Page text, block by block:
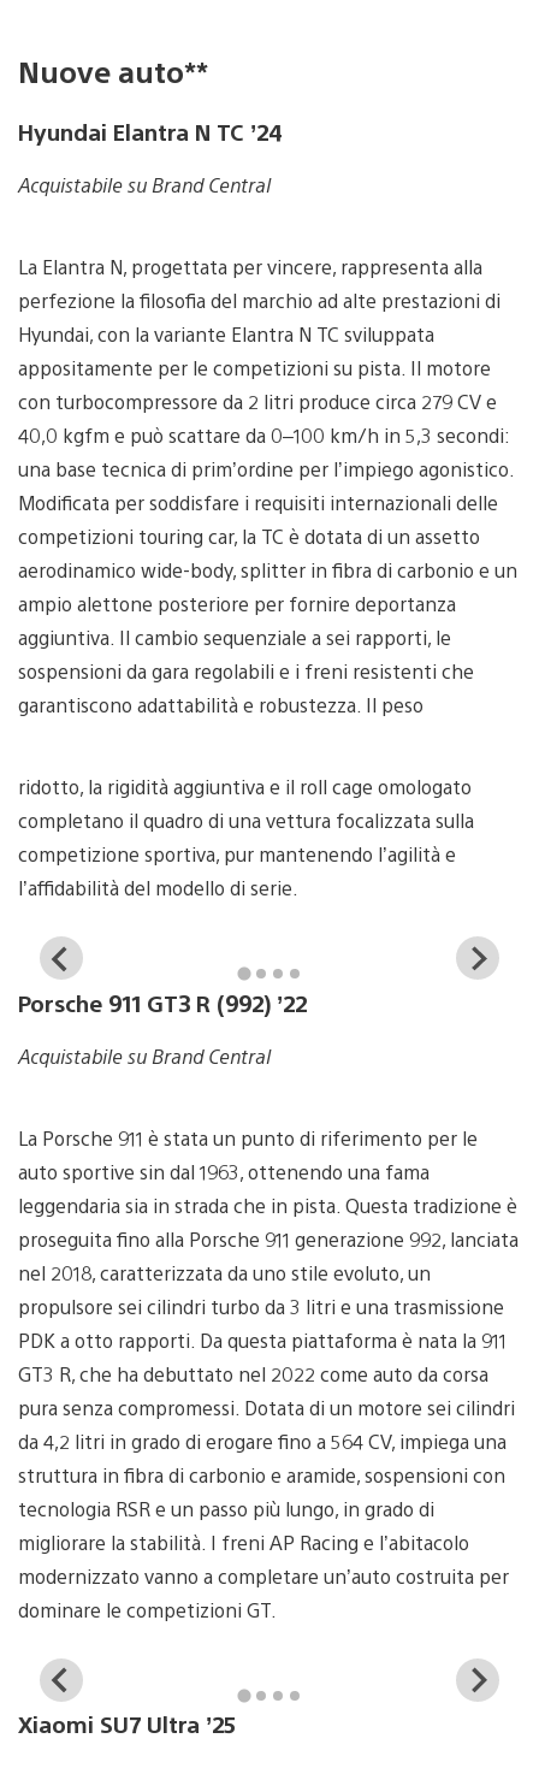
Nuove auto**
Hyundai Elantra N TC ’24
Acquistabile su Brand Central
La Elantra N, progettata per vincere, rappresenta alla
perfezione la filosofia del marchio ad alte prestazioni di
Hyundai, con la variante Elantra N TC sviluppata
appositamente per le competizioni su pista. Il motore
con turbocompressore da 2 litri produce circa 279 CV e
40,0 kgfm e può scattare da 0–100 km/h in 5,3 secondi:
una base tecnica di prim’ordine per l’impiego agonistico.
Modificata per soddisfare i requisiti internazionali delle
competizioni touring car, la TC è dotata di un assetto
aerodinamico wide-body, splitter in fibra di carbonio e un
ampio alettone posteriore per fornire deportanza
aggiuntiva. Il cambio sequenziale a sei rapporti, le
sospensioni da gara regolabili e i freni resistenti che
garantiscono adattabilità e robustezza. Il peso
ridotto, la rigidità aggiuntiva e il roll cage omologato
completano il quadro di una vettura focalizzata sulla
competizione sportiva, pur mantenendo l’agilità e
l’affidabilità del modello di serie.
View
download
Porsche 911 GT3 R (992) ’22
Acquistabile su Brand Central
La Porsche 911 è stata un punto di riferimento per le
auto sportive sin dal 1963, ottenendo una fama
leggendaria sia in strada che in pista. Questa tradizione è
proseguita fino alla Porsche 911 generazione 992, lanciata
nel 2018, caratterizzata da uno stile evoluto, un
propulsore sei cilindri turbo da 3 litri e una trasmissione
PDK a otto rapporti. Da questa piattaforma è nata la 911
GT3 R, che ha debuttato nel 2022 come auto da corsa
pura senza compromessi. Dotata di un motore sei cilindri
da 4,2 litri in grado di erogare fino a 564 CV, impiega una
struttura in fibra di carbonio e aramide, sospensioni con
tecnologia RSR e un passo più lungo, in grado di
migliorare la stabilità. I freni AP Racing e l’abitacolo
modernizzato vanno a completare un’auto costruita per
dominare le competizioni GT.
View
and
download
Xiaomi SU7 Ultra ’25